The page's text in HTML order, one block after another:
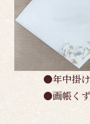
●年中掛け
●画帳く